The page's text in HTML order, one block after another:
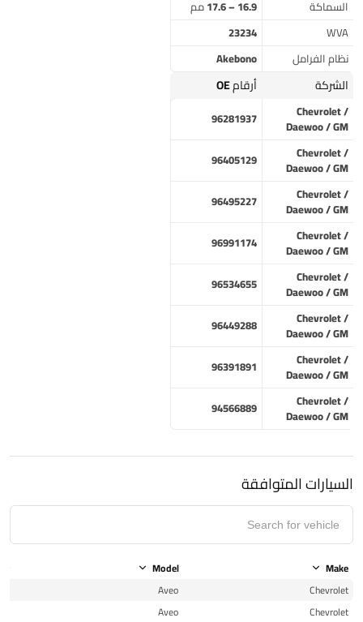
السماكة
16.9 – 17.6 مم
WVA
23234
نظام الفرامل
Akebono
الشركة أرقام OE
Chevrolet /
Daewoo / GM
96281937
Chevrolet /
Daewoo / GM
96405129
Chevrolet /
Daewoo / GM
96495227
Chevrolet /
Daewoo / GM
96991174
Chevrolet /
Daewoo / GM
96534655
Chevrolet /
Daewoo / GM
96449288
Chevrolet /
Daewoo / GM
96391891
Chevrolet /
Daewoo / GM
94566889
السيارات المتوافقة
Make
Model
Chevrolet
Aveo
Chevrolet
Aveo